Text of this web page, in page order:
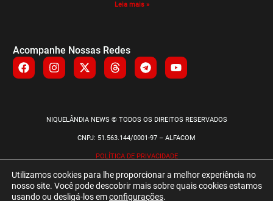
Leia mais »
Acompanhe Nossas Redes
NIQUELÂNDIA NEWS © TODOS OS DIREITOS RESERVADOS
CNPJ: 51.563.144/0001-97 – ALFACOM
POLÍTICA DE PRIVACIDADE
Utilizamos cookies para lhe proporcionar a melhor experiência no
nosso site. Você pode descobrir mais sobre quais cookies estamos
usando ou desligá-los emconfigurações.